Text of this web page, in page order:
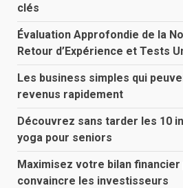
clés
Évaluation Approfondie de la
Retour d’Expérience et Tests
Les business simples qui
revenus rapidement
Découvrez sans tarder les 10
yoga pour seniors
Maximisez votre bilan
convaincre les investisseurs